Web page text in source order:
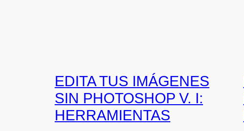
EDITA TUS IMÁGENES
SIN PHOTOSHOP V. I:
HERRAMIENTAS